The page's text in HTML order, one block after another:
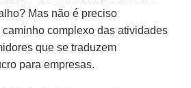
Mas não é preciso
complexo das atividades
que se traduzem
para empresas.